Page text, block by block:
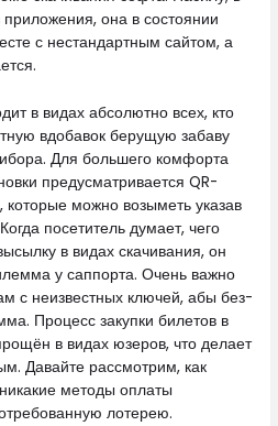
она в состоянии
с нестандартным сайтом, а
в видах абсолютно всех, кто
вдобавок берущую забаву
Для большего комфорта
предусматривается QR-
можно возыметь указав
посетитель думает, чего
в видах скачивания, он
у саппорта. Очень важно
с неизвестных ключей, абы без-
Процесс закупки билетов в
в видах юзеров, что делает
Давайте рассмотрим, как
методы оплаты
лотерею.